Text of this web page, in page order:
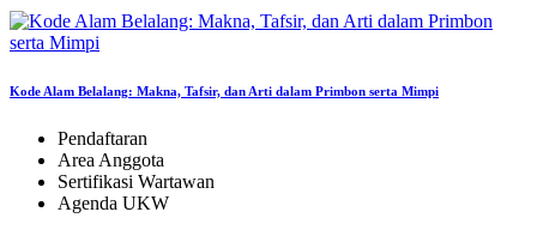
Kode Alam Belalang: Makna, Tafsir, dan Arti dalam Primbon serta Mimpi
Pendaftaran
Area Anggota
Sertifikasi Wartawan
Agenda UKW